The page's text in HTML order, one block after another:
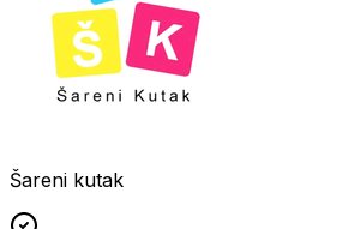
Šareni kutak